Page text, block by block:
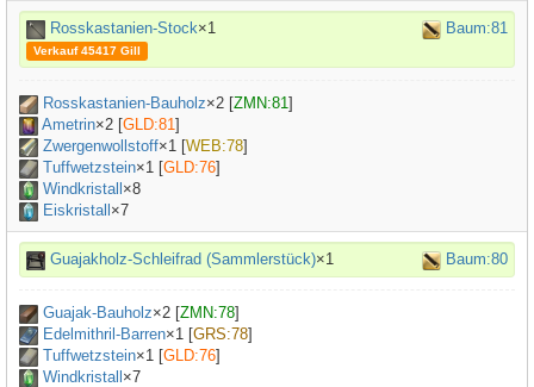
Rosskastanien-Stock×1 Baum:81
Verkauf 45417 Gill
Rosskastanien-Bauholz×2 [ZMN:81]
Ametrin×2 [GLD:81]
Zwergenwollstoff×1 [WEB:78]
Tuffwetzstein×1 [GLD:76]
Windkristall ×8
Eiskristall ×7
Guajakholz-Schleifrad (Sammlerstück)×1 Baum:80
Guajak-Bauholz×2 [ZMN:78]
Edelmithril-Barren×1 [GRS:78]
Tuffwetzstein×1 [GLD:76]
Windkristall ×7